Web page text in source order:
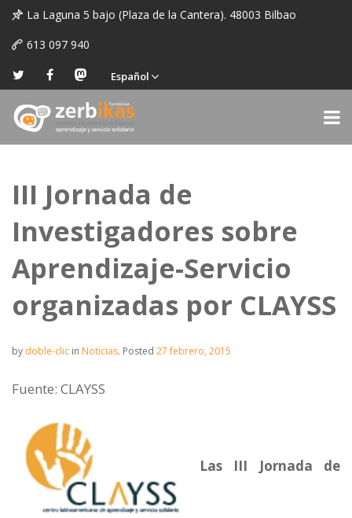
La Laguna 5 bajo (Plaza de la Cantera). 48003 Bilbao
613 097 940
Español
III Jornada de
Investigadores sobre
Aprendizaje-Servicio
organizadas por CLAYSS
by doble-clic in Noticias. Posted 27 febrero, 2015
Fuente: CLAYSS
Las III Jornada de